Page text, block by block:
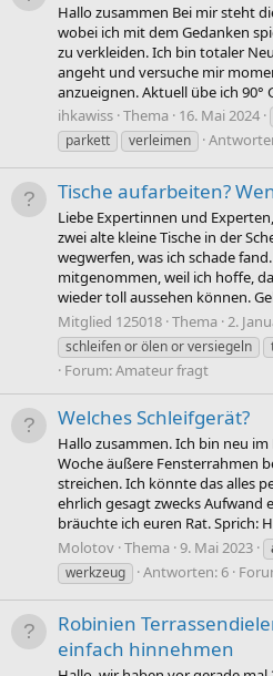
Hallo zusammen Bei mir steht
wobei ich mit dem Gedanken
zu verkleiden. Ich bin totaler
angeht und versuche mir
anzueignen. Aktuell übe ich 90°
ihkawiss Thema 16. Mai 2024
parkett
verleimen
Tische aufarbeiten?
Liebe Expertinnen und
zwei alte kleine Tische in der
wegwerfen, was ich schade
mitgenommen, weil ich hoffe,
wieder toll aussehen können.
Mitglied 125018 Thema 2.
schleifen or ölen or versiegeln
Forum:Amateur fragt
Welches Schleifgerät?
Hallo zusammen. Ich bin neu
Woche äußere Fensterrahmen
streichen. Ich könnte das alles
ehrlich gesagt zwecks Aufwand
bräuchte ich euren Rat. Sprich:
Molotov Thema 9. Mai 2023
werkzeug
Antworten: 6
Robinien
einfach hinnehmen